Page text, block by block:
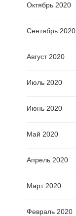
Октябрь 2020
Сентябрь 2020
Август 2020
Июль 2020
Июнь 2020
Май 2020
Апрель 2020
Март 2020
Февраль 2020